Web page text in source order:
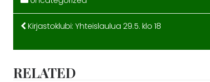
ARTIKKELIEN
SELAUS
Kirjastoklubi: Yhteislaulua 29.5. klo 18
RELATED